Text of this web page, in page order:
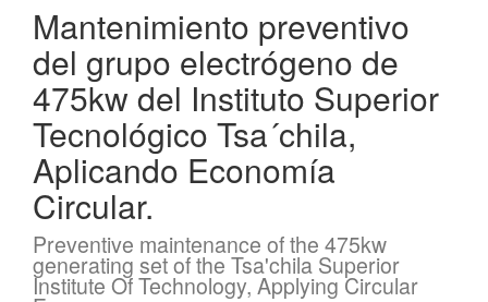
Mantenimiento preventivo
del grupo electrógeno de
475kw del Instituto Superior
Tecnológico Tsa´chila,
Aplicando Economía
Circular.
Preventive maintenance of the 475kw
generating set of the Tsa'chila Superior
Institute Of Technology, Applying Circular